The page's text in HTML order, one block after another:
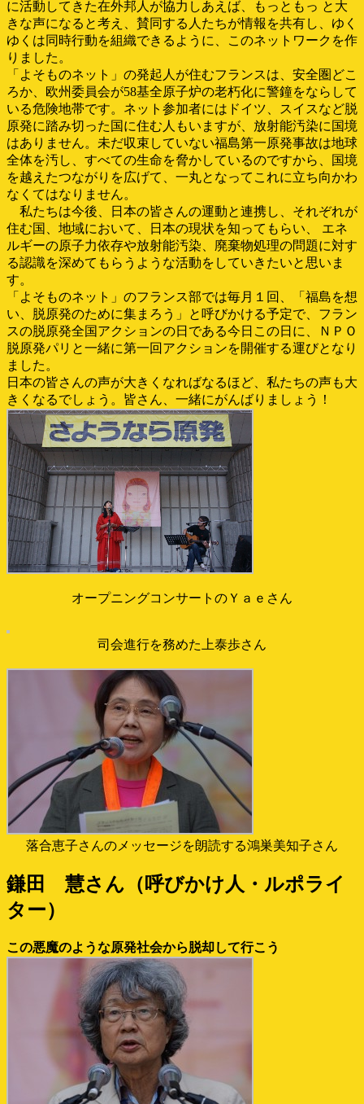
に活動してきた在外邦人が協力しあえば、もっともっ と大
きな声になると考え、賛同する人たちが情報を共有し、ゆく
ゆくは同時行動を組織できるように、このネットワークを作
りました。
「よそものネット」の発起人が住むフランスは、安全圏どこ
ろか、欧州委員会が58基全原子炉の老朽化に警鐘をならして
いる危険地帯です。ネット参加者にはドイツ、スイスなど脱
原発に踏み切った国に住む人もいますが、放射能汚染に国境
はありません。未だ収束していない福島第一原発事故は地球
全体を汚し、すべての生命を脅かしているのですから、国境
を越えたつながりを広げて、一丸となってこれに立ち向かわ
なくてはなりません。
私たちは今後、日本の皆さんの運動と連携し、それぞれが
住む国、地域において、日本の現状を知ってもらい、 エネ
ルギーの原子力依存や放射能汚染、廃棄物処理の問題に対す
る認識を深めてもらうような活動をしていきたいと思いま
す。
「よそものネット」のフランス部では毎月１回、「福島を想
い、脱原発のために集まろう」と呼びかける予定で、フラン
スの脱原発全国アクションの日である今日この日に、ＮＰＯ
脱原発パリと一緒に第一回アクションを開催する運びとなり
ました。
日本の皆さんの声が大きくなればなるほど、私たちの声も大
きくなるでしょう。皆さん、一緒にがんばりましょう！
オープニングコンサートのＹａｅさん
司会進行を務めた上泰歩さん
落合恵子さんのメッセージを朗読する鴻巣美知子さん
鎌田 慧さん（呼びかけ人・ルポライ
ター）
この悪魔のような原発社会から脱却して行こう